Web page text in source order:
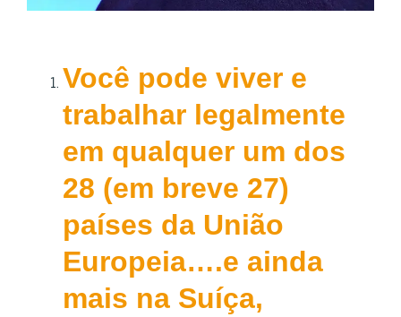
Você pode viver e
trabalhar legalmente
em qualquer um dos
28 (em breve 27)
países da União
Europeia….e ainda
mais na Suíça,